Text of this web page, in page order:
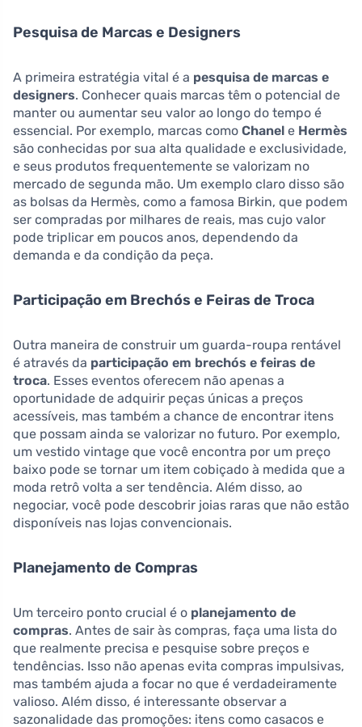
Pesquisa de Marcas e Designers
A primeira estratégia vital é a pesquisa de marcas e
designers. Conhecer quais marcas têm o potencial de
manter ou aumentar seu valor ao longo do tempo é
essencial. Por exemplo, marcas como Chanel e Hermès
são conhecidas por sua alta qualidade e exclusividade,
e seus produtos frequentemente se valorizam no
mercado de segunda mão. Um exemplo claro disso são
as bolsas da Hermès, como a famosa Birkin, que podem
ser compradas por milhares de reais, mas cujo valor
pode triplicar em poucos anos, dependendo da
demanda e da condição da peça.
Participação em Brechós e Feiras de Troca
Outra maneira de construir um guarda-roupa rentável
é através da participação em brechós e feiras de
troca. Esses eventos oferecem não apenas a
oportunidade de adquirir peças únicas a preços
acessíveis, mas também a chance de encontrar itens
que possam ainda se valorizar no futuro. Por exemplo,
um vestido vintage que você encontra por um preço
baixo pode se tornar um item cobiçado à medida que a
moda retrô volta a ser tendência. Além disso, ao
negociar, você pode descobrir joias raras que não estão
disponíveis nas lojas convencionais.
Planejamento de Compras
Um terceiro ponto crucial é o planejamento de
compras. Antes de sair às compras, faça uma lista do
que realmente precisa e pesquise sobre preços e
tendências. Isso não apenas evita compras impulsivas,
mas também ajuda a focar no que é verdadeiramente
valioso. Além disso, é interessante observar a
sazonalidade das promoções: itens como casacos e